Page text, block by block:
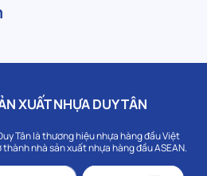
XUẤT NHỰA DUY TÂN
Tân là thương hiệu nhựa hàng đầu Việt
nhà sản xuất nhựa hàng đầu ASEAN.